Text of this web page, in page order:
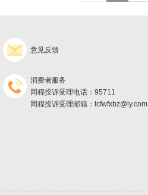
意见反馈
消费者服务
同程投诉受理电话：95711
同程投诉受理邮箱：tcfwfxbz@ly.com